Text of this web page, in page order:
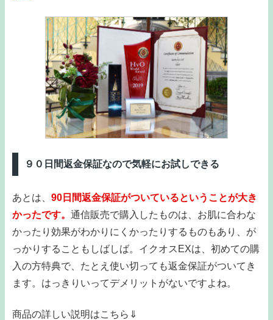
９０日間返金保証なので気軽にお試しできる
あとは、 90日間返金保証がついているということが大き
かったです。 通信販売で購入したものは、お肌に合わな
かったり効果がわかりにくかったりするものもあり、が
っかりすることもしばしば。イクオスEXは、初めての購
入の方特典で、たとえ使い切っても返金保証がついてき
ます。はっきりいってデメリットがないですよね。
商品の詳しい説明はこちら⇓